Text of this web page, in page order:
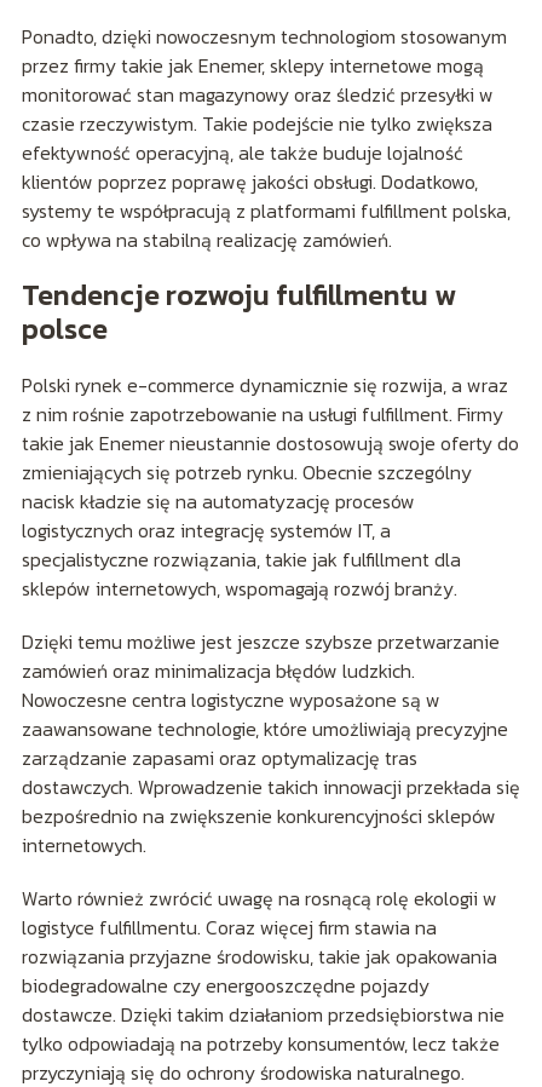
Ponadto, dzięki nowoczesnym technologiom stosowanym
przez firmy takie jak Enemer, sklepy internetowe mogą
monitorować stan magazynowy oraz śledzić przesyłki w
czasie rzeczywistym. Takie podejście nie tylko zwiększa
efektywność operacyjną, ale także buduje lojalność
klientów poprzez poprawę jakości obsługi. Dodatkowo,
systemy te współpracują z platformami fulfillment polska,
co wpływa na stabilną realizację zamówień.
Tendencje rozwoju fulfillmentu w
polsce
Polski rynek e-commerce dynamicznie się rozwija, a wraz
z nim rośnie zapotrzebowanie na usługi fulfillment. Firmy
takie jak Enemer nieustannie dostosowują swoje oferty do
zmieniających się potrzeb rynku. Obecnie szczególny
nacisk kładzie się na automatyzację procesów
logistycznych oraz integrację systemów IT, a
specjalistyczne rozwiązania, takie jak fulfillment dla
sklepów internetowych, wspomagają rozwój branży.
Dzięki temu możliwe jest jeszcze szybsze przetwarzanie
zamówień oraz minimalizacja błędów ludzkich.
Nowoczesne centra logistyczne wyposażone są w
zaawansowane technologie, które umożliwiają precyzyjne
zarządzanie zapasami oraz optymalizację tras
dostawczych. Wprowadzenie takich innowacji przekłada się
bezpośrednio na zwiększenie konkurencyjności sklepów
internetowych.
Warto również zwrócić uwagę na rosnącą rolę ekologii w
logistyce fulfillmentu. Coraz więcej firm stawia na
rozwiązania przyjazne środowisku, takie jak opakowania
biodegradowalne czy energooszczędne pojazdy
dostawcze. Dzięki takim działaniom przedsiębiorstwa nie
tylko odpowiadają na potrzeby konsumentów, lecz także
przyczyniają się do ochrony środowiska naturalnego.